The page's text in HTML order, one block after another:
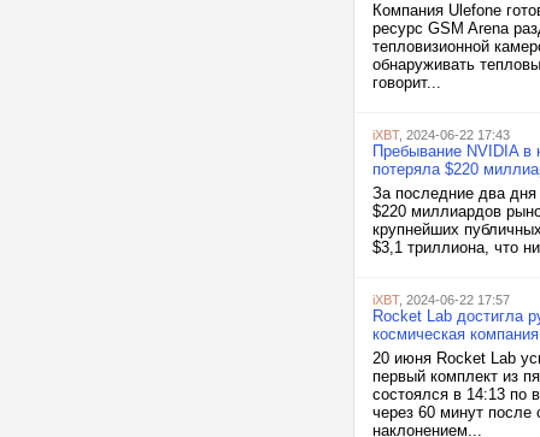
Компания Ulefone
ресурс GSM Arena
тепловизионной
обнаруживать
говорит...
iXBT, 2024-06-22 17:43
Пребывание NVIDIA в
потеряла $220
За последние два дня
$220 миллиардов
крупнейших
$3,1 триллиона, что
iXBT, 2024-06-22 17:57
Rocket Lab достигла
космическая компания
20 июня Rocket Lab
первый комплект из
состоялся в 14:13 по
через 60 минут после
наклонением...